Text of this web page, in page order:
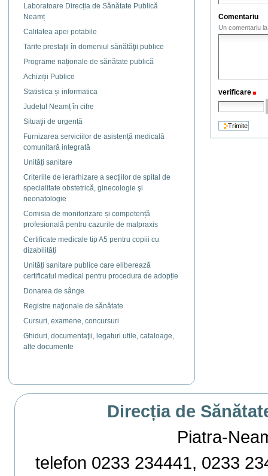
Laboratoare Direcția de Sănătate Publică
Neamț
Calitatea apei potabile
Tarife prestaţii în domeniul sănătăţii publice
Programe naționale de sănătate publică
Achiziții Publice
Statistica și informatica
Județul Neamț în cifre
Situaţii de urgență
Furnizarea serviciilor de asistență medicală
comunitară integrată
Unități sanitare
Criteriile de ierarhizare a secţiilor de spital de
specialitate obstetrică, ginecologie şi
neonatologie
Comisia de monitorizare și competență
profesională pentru cazurile de malpraxis
Certificate medicale tip A5 pentru copiii cu
dizabilităţi
Unități sanitare publice care eliberează
certificatul medical pentru procedura de adopție
Donarea de sânge
Registre naţionale de sănătate
Cursuri, examene, concursuri
Ghiduri, documentaţii, legaturi utile, cataloage,
alte documente
Comentariu
Un comentariu
verificare
Direcția de
Piatra-
telefon 0233 234441, 0233